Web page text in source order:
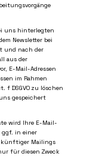
uns hinterlegten
Newsletter bei
und nach der
aus der
E-Mail-Adressen
im Rahmen
f DSGVO zu löschen
gespeichert
wird Ihre E-Mail-
ggf. in einer
künftiger Mailings
für diesen Zweck